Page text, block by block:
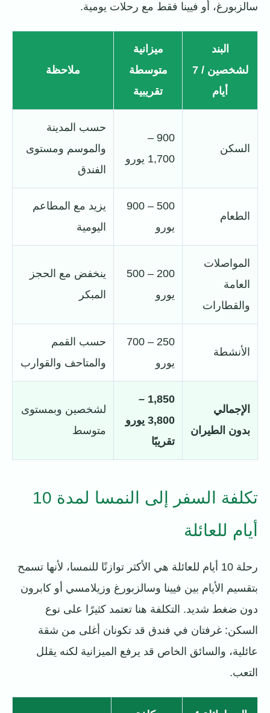
سالزبورغ، أو فيينا فقط مع رحلات يومية.
البند
لشخصين / 7
أيام
ميزانية
متوسطة
تقريبية
ملاحظة
السكن
900 –
1,700 يورو
حسب المدينة
والموسم ومستوى
الفندق
الطعام
500 – 900
يورو
يزيد مع المطاعم
اليومية
المواصلات
العامة
والقطارات
200 – 500
يورو
ينخفض مع الحجز
المبكر
الأنشطة
250 – 700
يورو
حسب القمم
والمتاحف والقوارب
الإجمالي
بدون الطيران
1,850 –
3,800 يورو
تقريبًا
لشخصين وبمستوى
متوسط
تكلفة السفر إلى النمسا لمدة 10
أيام للعائلة
رحلة 10 أيام للعائلة هي الأكثر توازنًا للنمسا، لأنها تسمح
بتقسيم الأيام بين فيينا وسالزبورغ وزيلامسي أو كابرون
دون ضغط شديد. التكلفة هنا تعتمد كثيرًا على نوع
السكن: غرفتان في فندق قد تكونان أغلى من شقة
عائلية، والسائق الخاص قد يرفع الميزانية لكنه يقلل
التعب.